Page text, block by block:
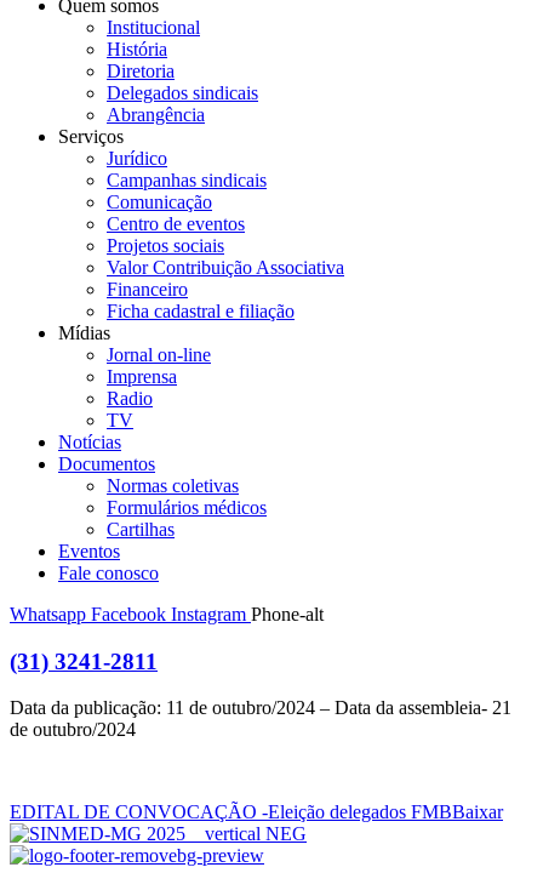
Quem somos
Institucional
História
Diretoria
Delegados sindicais
Abrangência
Serviços
Jurídico
Campanhas sindicais
Comunicação
Centro de eventos
Projetos sociais
Valor Contribuição Associativa
Financeiro
Ficha cadastral e filiação
Mídias
Jornal on-line
Imprensa
Radio
TV
Notícias
Documentos
Normas coletivas
Formulários médicos
Cartilhas
Eventos
Fale conosco
Whatsapp Facebook Instagram Phone-alt
(31) 3241-2811
Data da publicação: 11 de outubro/2024 – Data da assembleia- 21
de outubro/2024
EDITAL DE CONVOCAÇÃO -Eleição delegados FMBBaixar